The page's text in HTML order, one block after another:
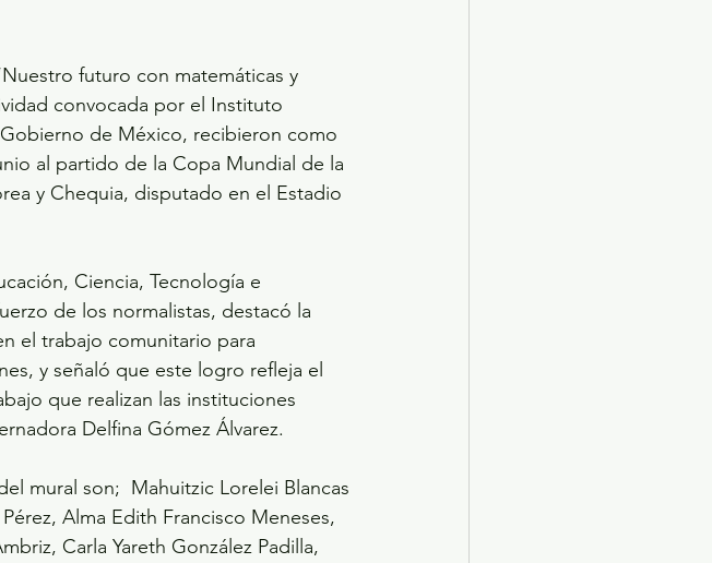
futuro con matemáticas y
convocada por el Instituto
de México, recibieron como
al partido de la Copa Mundial de la
y Chequia, disputado en el Estadio
Ciencia, Tecnología e
de los normalistas, destacó la
el trabajo comunitario para
y señaló que este logro refleja el
que realizan las instituciones
Delfina Gómez Álvarez.
mural son;  Mahuitzic Lorelei Blancas
Alma Edith Francisco Meneses,
Carla Yareth González Padilla,